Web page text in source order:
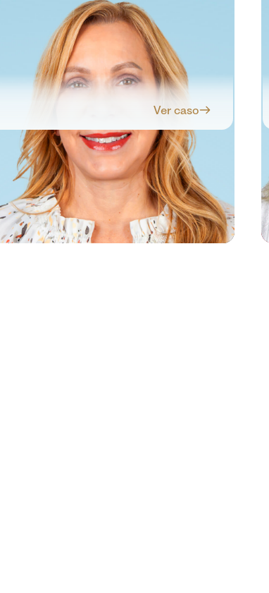
Ver caso